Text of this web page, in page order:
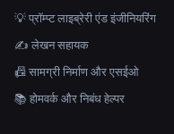
💡 प्रॉम्प्ट लाइब्रेरी एंड इंजीनियरिंग
✍️ लेखन सहायक
📠 सामग्री निर्माण और एसईओ
📚 होमवर्क और निबंध हेल्पर